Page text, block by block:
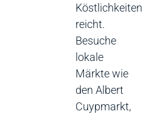
Köstlichkeiten
reicht.
Besuche
lokale
Märkte wie
den Albert
Cuypmarkt,